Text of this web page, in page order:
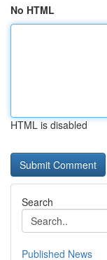
No HTML
HTML is disabled
Search
Published News